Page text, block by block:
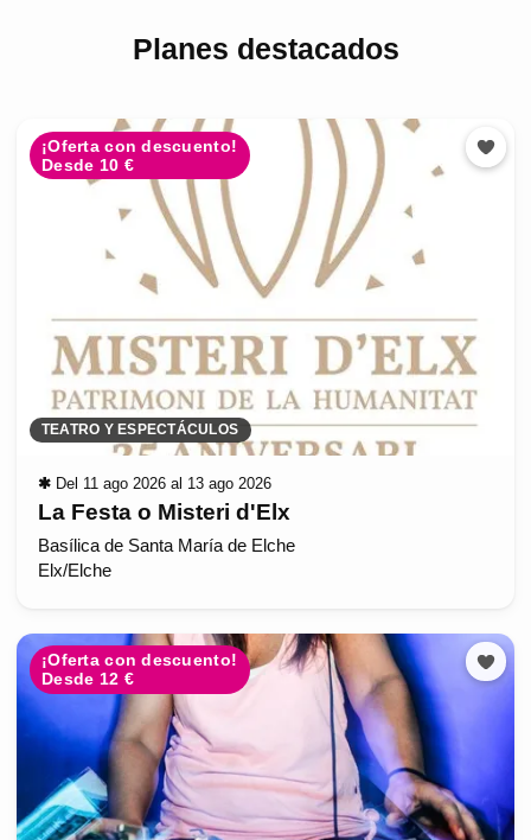
Planes destacados
¡Oferta con descuento!
Desde 10 €
TEATRO Y ESPECTÁCULOS
✱ Del 11 ago 2026 al 13 ago 2026
La Festa o Misteri d'Elx
Basílica de Santa María de Elche
Elx/Elche
¡Oferta con descuento!
Desde 12 €